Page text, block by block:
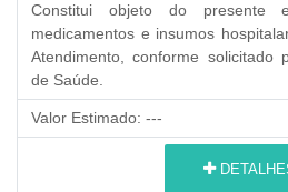
Constitui objeto do presente
medicamentos e insumos
Atendimento, conforme solicitado
de Saúde.
Valor Estimado: ---